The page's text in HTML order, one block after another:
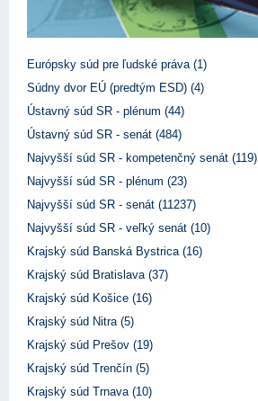
Európsky súd pre ľudské práva (1)
Súdny dvor EÚ (predtým ESD) (4)
Ústavný súd SR - plénum (44)
Ústavný súd SR - senát (484)
Najvyšší súd SR - kompetenčný senát (119)
Najvyšší súd SR - plénum (23)
Najvyšší súd SR - senát (11237)
Najvyšší súd SR - veľký senát (10)
Krajský súd Banská Bystrica (16)
Krajský súd Bratislava (37)
Krajský súd Košice (16)
Krajský súd Nitra (5)
Krajský súd Prešov (19)
Krajský súd Trenčín (5)
Krajský súd Trnava (10)